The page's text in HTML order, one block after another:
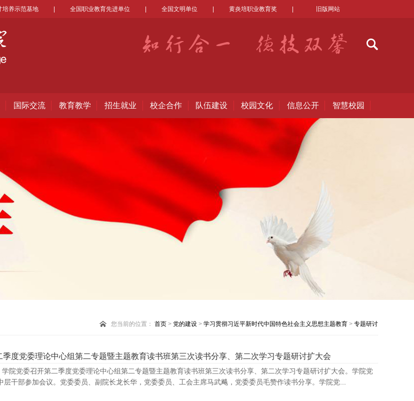
培养示范基地 全国职业教育先进单位 全国文明单位 黄炎培职业教育奖 旧版网站
国际交流 教育教学 招生就业 校企合作 队伍建设 校园文化 信息公开 智慧校园
您当前的位置： 首页 > 党的建设 > 学习贯彻习近平新时代中国特色社会主义思想主题教育 > 专题研讨
季度党委理论中心组第二专题暨主题教育读书班第三次读书分享、第二次学习专题研讨扩大会
院党委召开第二季度党委理论中心组第二专题暨主题教育读书班第三次读书分享、第二次学习专题研讨扩大会。学院党
层干部参加会议。党委委员、副院长龙长华，党委委员、工会主席马武飚，党委委员毛赞作读书分享。学院党...